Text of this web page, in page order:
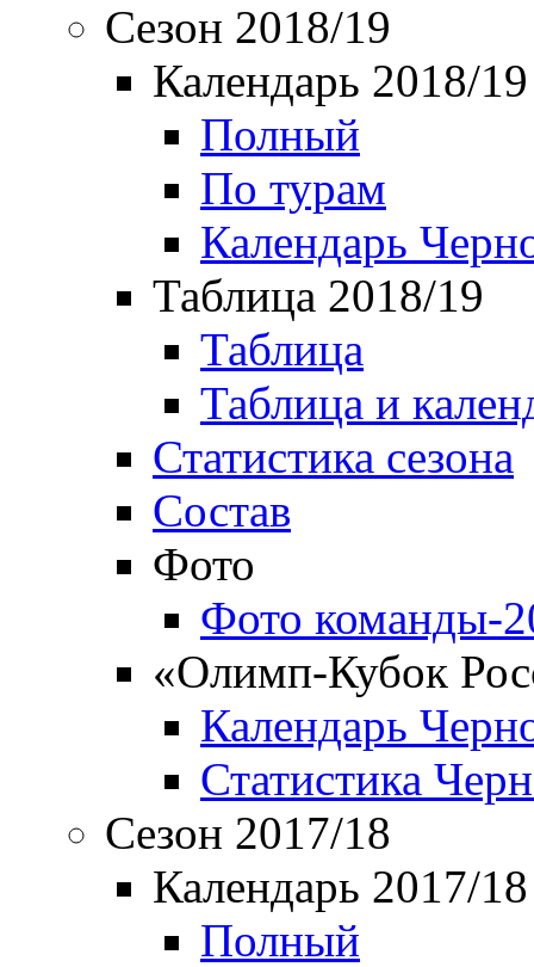
Сезон 2018/19
Календарь 2018/19
Полный
По турам
Календарь
Таблица 2018/19
Таблица
Таблица и
Статистика сезона
Состав
Фото
Фото команды-
«Олимп-Кубок
Календарь
Статистика
Сезон 2017/18
Календарь 2017/18
Полный